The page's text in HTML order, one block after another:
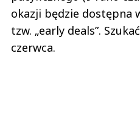
okazji będzie dostępna
tzw. „early deals”.
czerwca.